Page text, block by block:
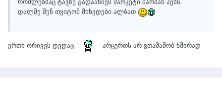
რომლებმაც ტავზე გადაახიეს მარკეტი შარშან პესს.
დალშე შენ თვიტონ მიხვდები ალბათ
ერთი ორივეს დედაც არცერთს არ ვთამაშობ ხშირად